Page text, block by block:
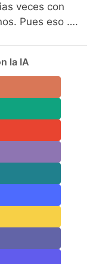
veces con
Pues eso ….
la IA